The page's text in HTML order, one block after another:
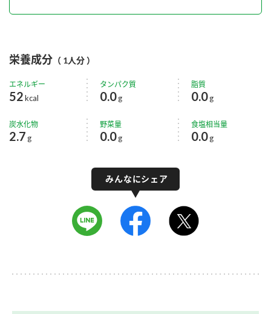
栄養成分 （ 1人分 ）
エネルギー
52kcal
タンパク質
0.0g
脂質
0.0 g
炭水化物
2.7 g
野菜量
0.0g
食塩相当量
0.0 g